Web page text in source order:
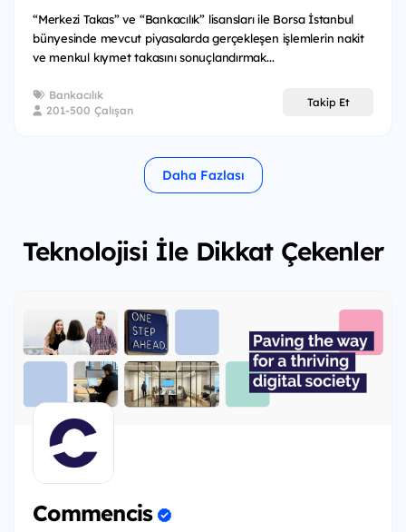
“Merkezi Takas” ve “Bankacılık” lisansları ile Borsa İstanbul
bünyesinde mevcut piyasalarda gerçekleşen işlemlerin nakit
ve menkul kıymet takasını sonuçlandırmak...
Bankacılık
201-500 Çalışan
Takip Et
Daha Fazlası
Teknolojisi İle Dikkat Çekenler
Commencis